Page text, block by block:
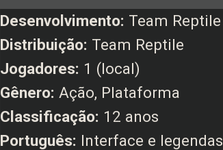
Desenvolvimento: Team Reptile
Distribuição: Team Reptile
Jogadores: 1 (local)
Gênero: Ação, Plataforma
Classificação: 12 anos
Português: Interface e legendas